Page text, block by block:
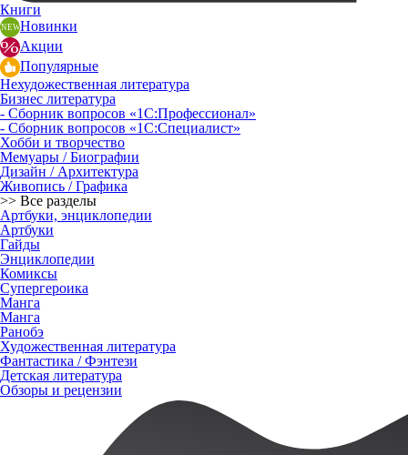
Книги
Новинки
Акции
Популярные
Нехудожественная литература
Бизнес литература
- Сборник вопросов «1С:Профессионал»
- Сборник вопросов «1С:Специалист»
Хобби и творчество
Мемуары / Биографии
Дизайн / Архитектура
Живопись / Графика
>> Все разделы
Артбуки, энциклопедии
Артбуки
Гайды
Энциклопедии
Комиксы
Супергероика
Манга
Манга
Ранобэ
Художественная литература
Фантастика / Фэнтези
Детская литература
Обзоры и рецензии